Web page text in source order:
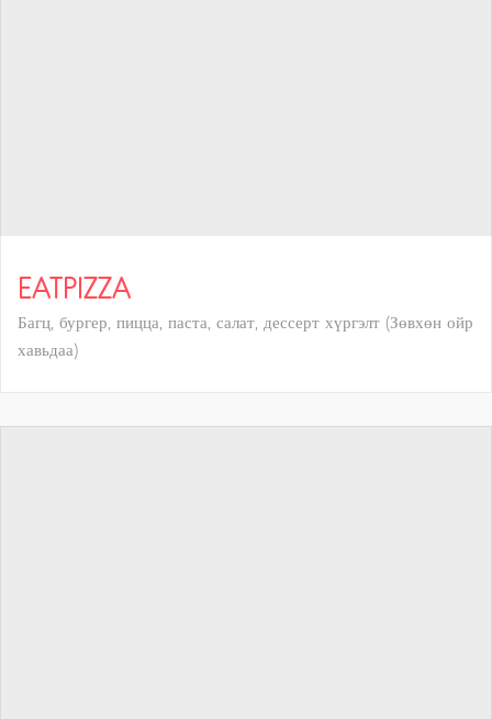
EATPIZZA
Багц, бургер, пицца, паста, салат, дессерт хүргэлт (Зөвхөн ойр
хавьдаа)